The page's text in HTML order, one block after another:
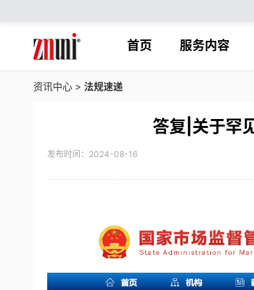
首页 服务内容
资讯中心 > 法规速递
答复|关于罕
发布时间：2024-08-16